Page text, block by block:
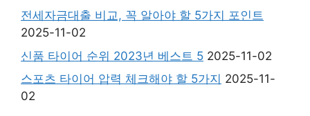
전세자금대출 비교, 꼭 알아야 할 5가지 포인트
2025-11-02
신품 타이어 순위 2023년 베스트 5 2025-11-02
스포츠 타이어 압력 체크해야 할 5가지 2025-11-
02